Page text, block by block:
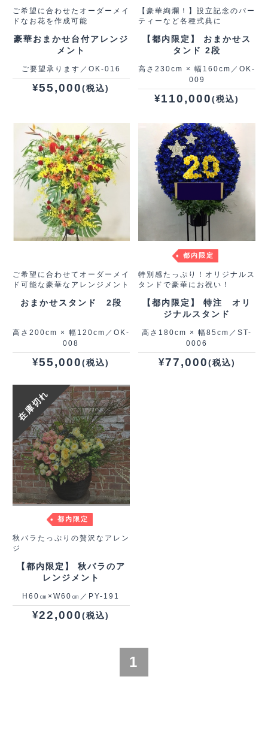
ご希望に合わせたオーダーメイ
ドなお花を作成可能
豪華おまかせ台付アレンジ
メント
ご要望承ります／OK-016
¥55,000(税込)
【豪華絢爛！】設立記念のパー
ティーなど各種式典に
【都内限定】 おまかせス
タンド 2段
高さ230cm × 幅160cm／OK-
009
¥110,000(税込)
ご希望に合わせてオーダーメイ
ド可能な豪華なアレンジメント
おまかせスタンド 2段
高さ200cm × 幅120cm／OK-
008
¥55,000(税込)
都内限定
特別感たっぷり！オリジナルス
タンドで豪華にお祝い！
【都内限定】 特注 オリ
ジナルスタンド
高さ180cm × 幅85cm／ST-
0006
¥77,000(税込)
在庫切れ
都内限定
秋バラたっぷりの贅沢なアレン
ジ
【都内限定】 秋バラのア
レンジメント
H60㎝×W60㎝／PY-191
¥22,000(税込)
1